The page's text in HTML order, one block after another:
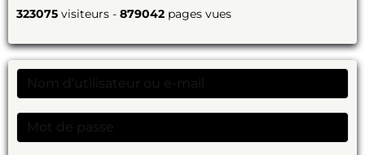
323075 visiteurs - 879042 pages vues